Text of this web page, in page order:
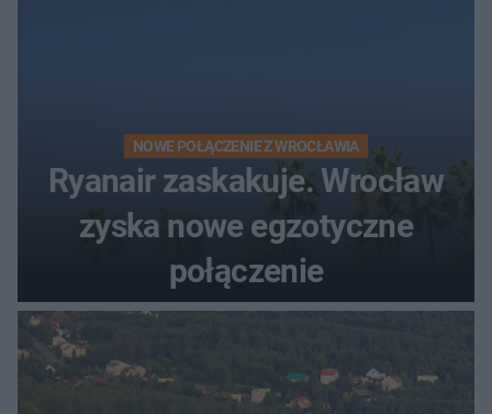
NOWE POŁĄCZENIE Z WROCŁAWIA
Ryanair zaskakuje. Wrocław
zyska nowe egzotyczne
połączenie